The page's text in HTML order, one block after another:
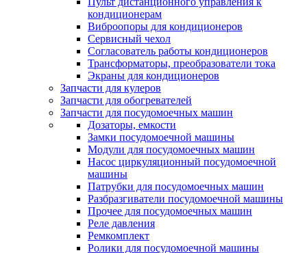
кондиционерам
Виброопоры для кондиционеров
Сервисный чехол
Согласователь работы кондиционеров
Трансформаторы, преобразователи тока
Экраны для кондиционеров
Запчасти для кулеров
Запчасти для обогревателей
Запчасти для посудомоечных машин
Дозаторы, емкости
Замки посудомоечной машины
Модули для посудомоечных машин
Насос циркуляционный посудомоечной
машины
Патрубки для посудомоечных машин
Разбразгиватели посудомоечной машины
Прочее для посудомоечных машин
Реле давления
Ремкомплект
Ролики для посудомоечной машины